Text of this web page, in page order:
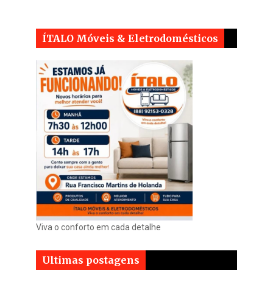
ÍTALO Móveis & Eletrodomésticos
Viva o conforto em cada detalhe
Ultimas postagens